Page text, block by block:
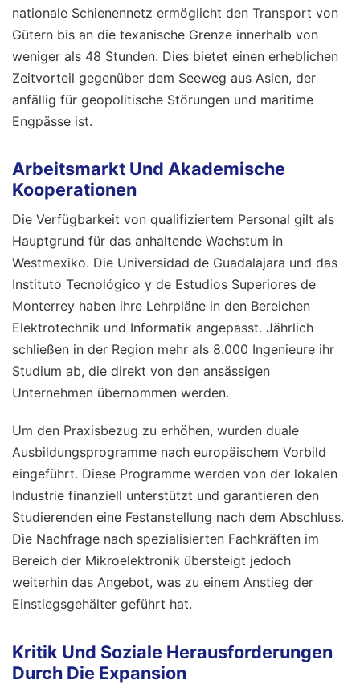
nationale Schienennetz ermöglicht den Transport von
Gütern bis an die texanische Grenze innerhalb von
weniger als 48 Stunden. Dies bietet einen erheblichen
Zeitvorteil gegenüber dem Seeweg aus Asien, der
anfällig für geopolitische Störungen und maritime
Engpässe ist.
Arbeitsmarkt Und Akademische
Kooperationen
Die Verfügbarkeit von qualifiziertem Personal gilt als
Hauptgrund für das anhaltende Wachstum in
Westmexiko. Die Universidad de Guadalajara und das
Instituto Tecnológico y de Estudios Superiores de
Monterrey haben ihre Lehrpläne in den Bereichen
Elektrotechnik und Informatik angepasst. Jährlich
schließen in der Region mehr als 8.000 Ingenieure ihr
Studium ab, die direkt von den ansässigen
Unternehmen übernommen werden.
Um den Praxisbezug zu erhöhen, wurden duale
Ausbildungsprogramme nach europäischem Vorbild
eingeführt. Diese Programme werden von der lokalen
Industrie finanziell unterstützt und garantieren den
Studierenden eine Festanstellung nach dem Abschluss.
Die Nachfrage nach spezialisierten Fachkräften im
Bereich der Mikroelektronik übersteigt jedoch
weiterhin das Angebot, was zu einem Anstieg der
Einstiegsgehälter geführt hat.
Kritik Und Soziale Herausforderungen
Durch Die Expansion